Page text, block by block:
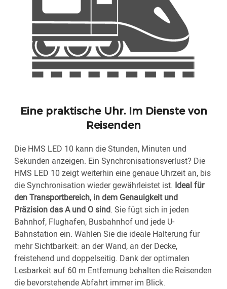
Eine praktische Uhr. Im Dienste von
Reisenden
Die HMS LED 10 kann die Stunden, Minuten und
Sekunden anzeigen. Ein Synchronisationsverlust? Die
HMS LED 10 zeigt weiterhin eine genaue Uhrzeit an, bis
die Synchronisation wieder gewährleistet ist. Ideal für
den Transportbereich, in dem Genauigkeit und
Präzision das A und O sind. Sie fügt sich in jeden
Bahnhof, Flughafen, Busbahnhof und jede U-
Bahnstation ein. Wählen Sie die ideale Halterung für
mehr Sichtbarkeit: an der Wand, an der Decke,
freistehend und doppelseitig. Dank der optimalen
Lesbarkeit auf 60 m Entfernung behalten die Reisenden
die bevorstehende Abfahrt immer im Blick.